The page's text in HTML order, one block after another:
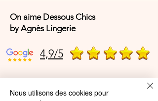
On aime Dessous Chics
by Agnès Lingerie
4,9/5
4,9/5
Nous utilisons des cookies pour